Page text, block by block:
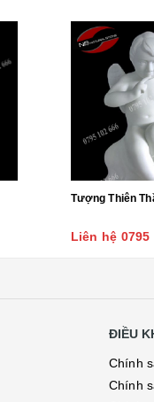
Liên hệ 0795
ĐIỀU
Chính
Chính